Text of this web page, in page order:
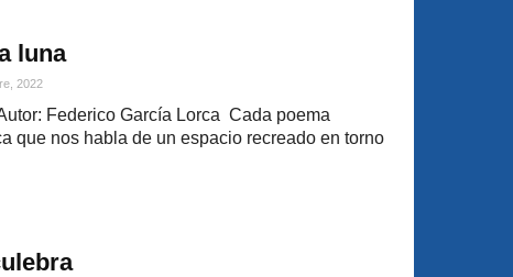
luna
2022
Federico García Lorca Cada poema
que nos habla de un espacio recreado en torno